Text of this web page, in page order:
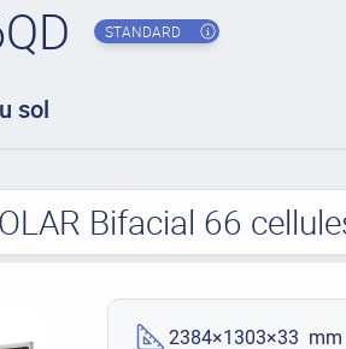
STANDARD
sol
Bifacial 66
2384×1303×33 mm